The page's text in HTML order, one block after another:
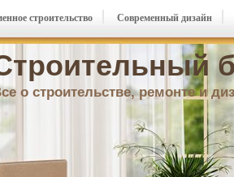
о строительстве, ремонте и
строительство Современный дизайн